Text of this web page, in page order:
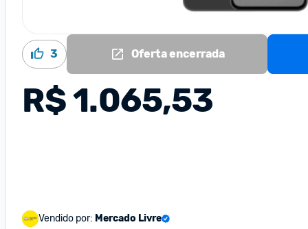
3 Oferta encerrada
R$ 1.065,53
Vendido por: Mercado Livre